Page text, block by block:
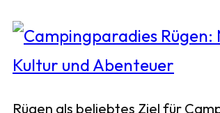
Rügen als beliebtes Ziel für